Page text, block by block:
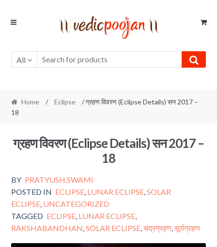
Skip
Skip
All
Home / Eclipse
/ ग्रहण विवरण (Eclipse Details) सन 2017 –
18
ग्रहण विवरण (Eclipse Details) सन 2017 –
18
BY PRATYUSH.SWAMI
POSTED IN ECLIPSE LUNAR ECLIPSE ,SOLAR
ECLIPSE, UNCATEGORIZED
TAGGED ECLIPSE LUNAR ECLIPSE
RAKSHABANDHAN SOLAR ECLIPSE, चंद्रग्रहण, सूर्यग्रहण